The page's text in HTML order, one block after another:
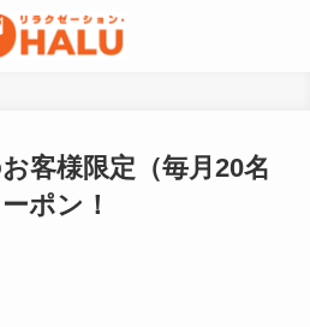
客様限定（毎月20名
ポン！